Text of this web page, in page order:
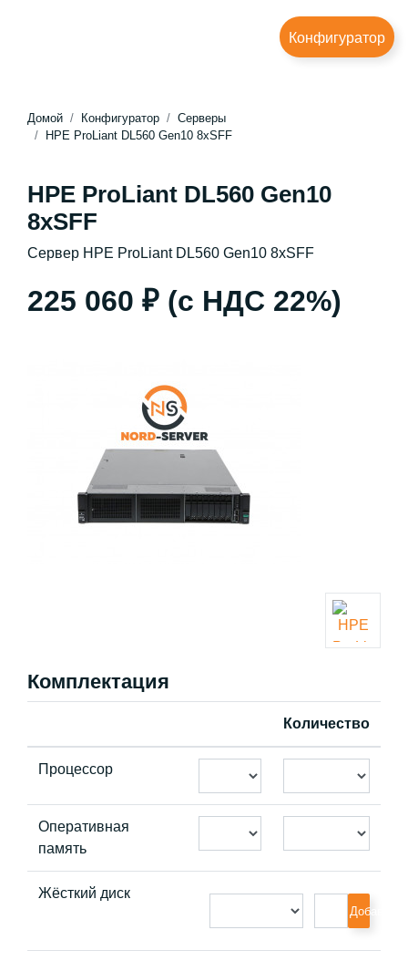
Конфигуратор
Домой Конфигуратор
Серверы
HPE ProLiant DL560 Gen10 8xSFF
HPE ProLiant DL560 Gen10
8xSFF
Сервер HPE ProLiant DL560 Gen10 8xSFF
225 060 ₽ (с НДС 22%)
Комплектация
Количество
Процессор
Оперативная
память
Жёсткий диск
Добавить